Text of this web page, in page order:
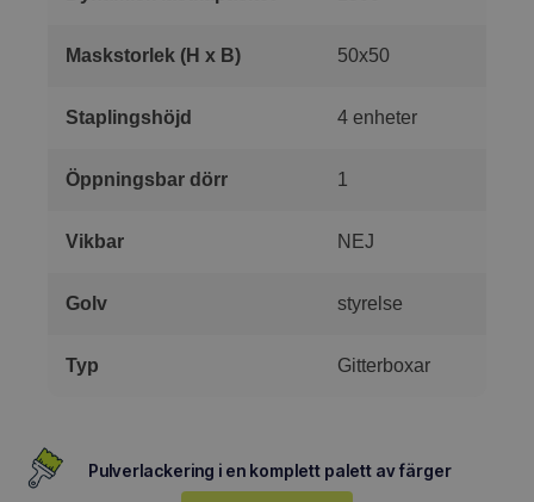
Maskstorlek (H x B) 50x50
Staplingshöjd 4 enheter
Öppningsbar dörr 1
Vikbar NEJ
Golv styrelse
Typ Gitterboxar
Pulverlackering i en komplett palett av färger